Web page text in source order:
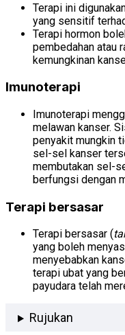
Terapi ini
yang sensitif
Terapi hormon
pembedahan atau
kemungkinan
Imunoterapi
Imunoterapi
melawan kanser.
penyakit mungkin
sel-sel kanser
membutakan sel-
berfungsi dengan
Terapi bersasar
Terapi bersasar (
yang boleh
menyebabkan
terapi ubat yang
payudara telah
Rujukan